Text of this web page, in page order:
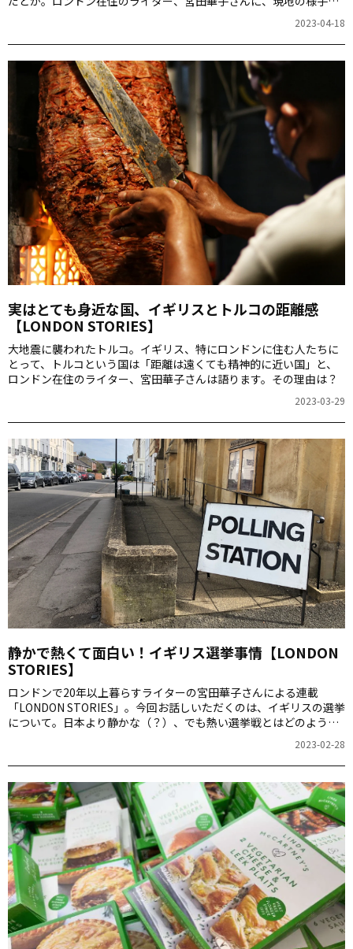
2023-04-18
実はとても身近な国、イギリスとトルコの距離感
【LONDON STORIES】
大地震に襲われたトルコ。イギリス、特にロンドンに住む人たちに
とって、トルコという国は「距離は遠くても精神的に近い国」と、
ロンドン在住のライター、宮田華子さんは語ります。その理由は？
2023-03-29
静かで熱くて面白い！イギリス選挙事情【LONDON
STORIES】
ロンドンで20年以上暮らすライターの宮田華子さんによる連載
「LONDON STORIES」。今回お話しいただくのは、イギリスの選挙
について。日本より静かな（？）、でも熱い選挙戦とはどのような
2023-02-28